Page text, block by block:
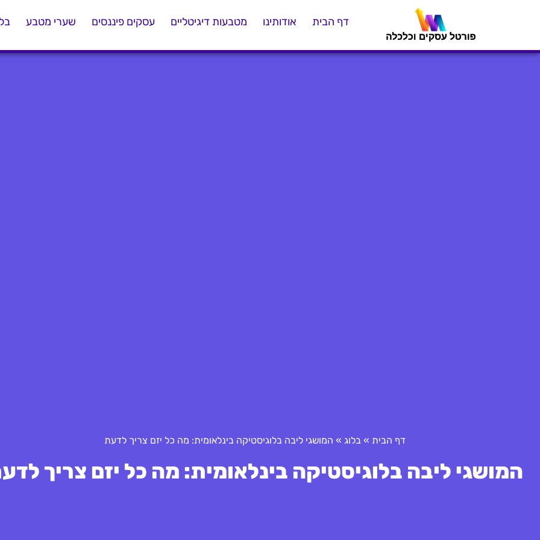
דף הבית אודותינו מטבעות דיגיטליים עסקים פיננסים שערי מטבע
דף הבית » בלוג » המושגי ליבה בלוגיסטיקה בינלאומית: מה כל יזם צריך לדעת
המושגי ליבה בלוגיסטיקה בינלאומית: מה כל יזם צריך